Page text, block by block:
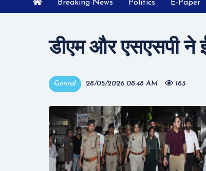
Breaking News Politics E-Paper
डीएम और एसएसपी ने
Genral 28/05/2026 08:48 AM 163